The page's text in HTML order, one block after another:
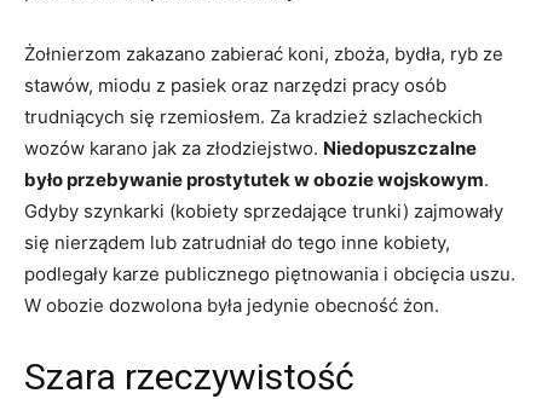
Żołnierzom zakazano zabierać koni, zboża, bydła, ryb ze
stawów, miodu z pasiek oraz narzędzi pracy osób
trudniących się rzemiosłem. Za kradzież szlacheckich
wozów karano jak za złodziejstwo. Niedopuszczalne
było przebywanie prostytutek w obozie wojskowym.
Gdyby szynkarki (kobiety sprzedające trunki) zajmowały
się nierządem lub zatrudniał do tego inne kobiety,
podlegały karze publicznego piętnowania i obcięcia uszu.
W obozie dozwolona była jedynie obecność żon.
Szara rzeczywistość